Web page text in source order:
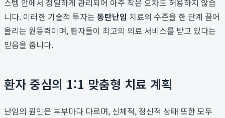
니다. 이러한 기술적 투자는 동탄난임 치료의 수준을 한 단계 끌어
올리는 원동력이며, 환자들이 최고의 의료 서비스를 받고 있다는
믿음을 줍니다.
환자 중심의 1:1 맞춤형 치료 계획
난임의 원인은 부부마다 다르며, 신체적, 정신적 상태 또한 모두